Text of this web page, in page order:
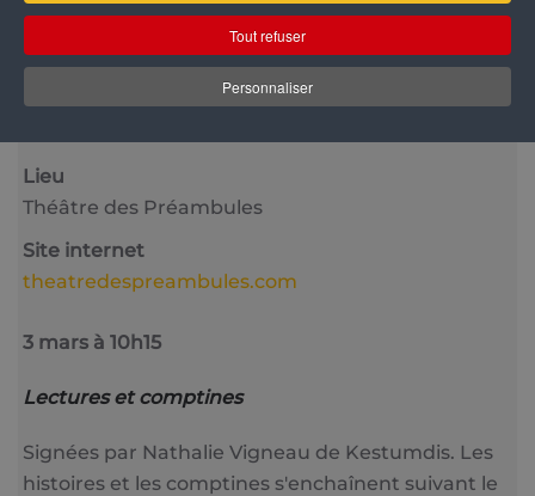
Tout refuser
Personnaliser
Jeune Public
Date
Lieu
Théâtre des Préambules
Site internet
theatredespreambules.com
3 mars à 10h15
Lectures et comptines
Signées par Nathalie Vigneau de Kestumdis. Les
histoires et les comptines s'enchaînent suivant le